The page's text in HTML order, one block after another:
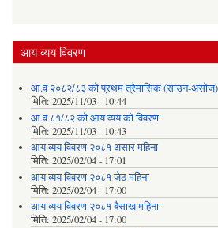
आय व्यय विवरण
आ.व २०८२/८३ को प्रथम त्रैमासिक (साउन-
मिति: 2025/11/03 - 10:44
आ.व ८१/८२ को आय व्यय को विवरण
मिति: 2025/11/03 - 10:43
आय व्यय विवरण २०८१ असार महिना
मिति: 2025/02/04 - 17:01
आय व्यय विवरण २०८१ जेठ महिना
मिति: 2025/02/04 - 17:00
आय व्यय विवरण २०८१ बैसाख महिना
मिति: 2025/02/04 - 17:00